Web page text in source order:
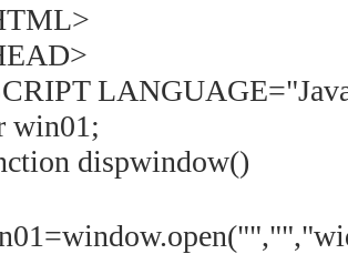
win01;
dispwindow()